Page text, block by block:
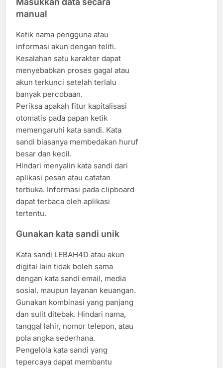
manual
Ketik nama pengguna atau
informasi akun dengan teliti.
Kesalahan satu karakter dapat
menyebabkan proses gagal atau
akun terkunci setelah terlalu
banyak percobaan.
Periksa apakah fitur kapitalisasi
otomatis pada papan ketik
memengaruhi kata sandi. Kata
sandi biasanya membedakan huruf
besar dan kecil.
Hindari menyalin kata sandi dari
aplikasi pesan atau catatan
terbuka. Informasi pada clipboard
dapat terbaca oleh aplikasi
tertentu.
Gunakan kata sandi unik
Kata sandi LEBAH4D atau akun
digital lain tidak boleh sama
dengan kata sandi email, media
sosial, maupun layanan keuangan.
Gunakan kombinasi yang panjang
dan sulit ditebak. Hindari nama,
tanggal lahir, nomor telepon, atau
pola angka sederhana.
Pengelola kata sandi yang
tepercaya dapat membantu